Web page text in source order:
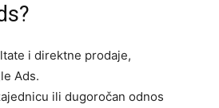
i direktne prodaje,
Ads.
ili dugoročan odnos